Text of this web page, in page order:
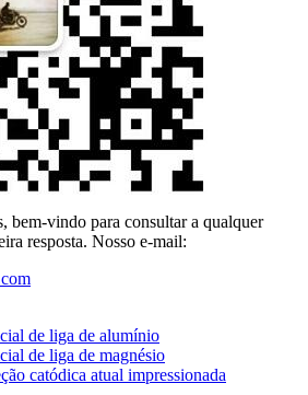
bem-vindo para consultar a qualquer
resposta. Nosso e-mail:
de liga de alumínio
de liga de magnésio
catódica atual impressionada